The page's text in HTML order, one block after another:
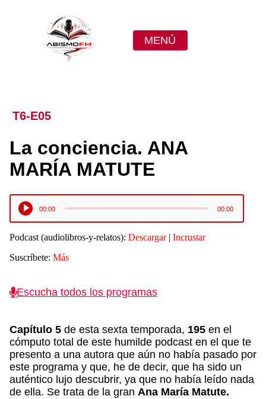
MENÚ
T6-E05
La conciencia. ANA
MARÍA MATUTE
Reproductor
audio
00:00 00:00
Podcast (audiolibros-y-relatos): Descargar| Incrustar
Suscríbete: Más
Escucha todos los programas
Capítulo 5 de esta sexta temporada, 195 en el
cómputo total de este humilde podcast en el que te
presento a una autora que aún no había pasado por
este programa y que, he de decir, que ha sido un
auténtico lujo descubrir, ya que no había leído nada
de ella. Se trata de la gran Ana María Matute.